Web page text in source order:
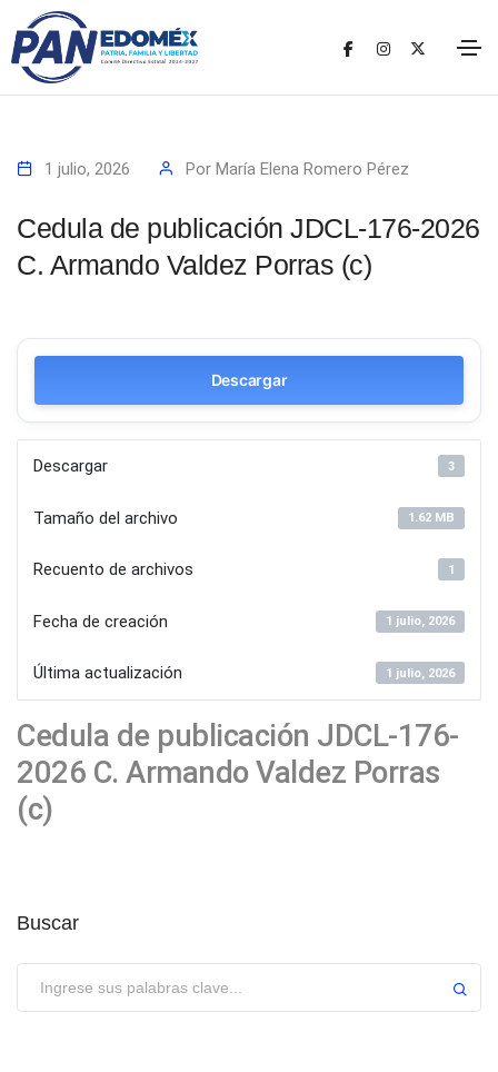
1 julio, 2026 Por María Elena Romero Pérez
Cedula de publicación JDCL-176-2026
C. Armando Valdez Porras (c)
Descargar
Descargar 3
Tamaño del archivo 1.62 MB
Recuento de archivos 1
Fecha de creación 1 julio, 2026
Última actualización 1 julio, 2026
Cedula de publicación JDCL-176-
2026 C. Armando Valdez Porras
(c)
Buscar